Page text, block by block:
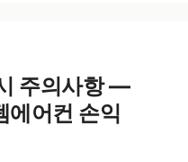
주의사항 —
에어컨 손익